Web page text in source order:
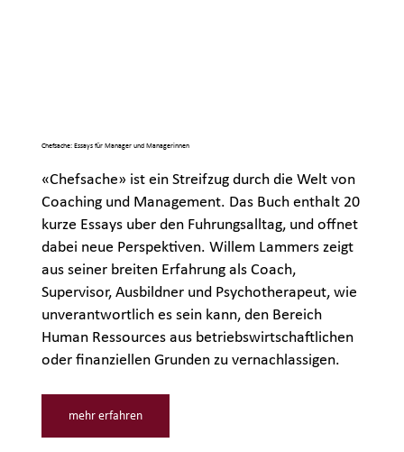
Chefsache: Essays für Manager und Managerinnen
«Chefsache» ist ein Streifzug durch die Welt von
Coaching und Management. Das Buch enthalt 20
kurze Essays uber den Fuhrungsalltag, und offnet
dabei neue Perspektiven. Willem Lammers zeigt
aus seiner breiten Erfahrung als Coach,
Supervisor, Ausbildner und Psychotherapeut, wie
unverantwortlich es sein kann, den Bereich
Human Ressources aus betriebswirtschaftlichen
oder finanziellen Grunden zu vernachlassigen.
mehr erfahren